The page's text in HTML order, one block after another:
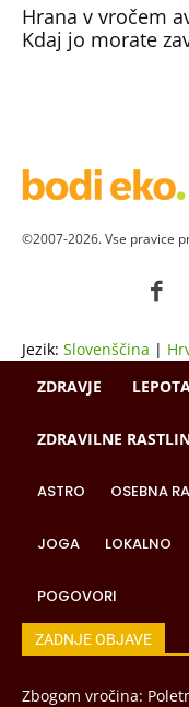
Hrana v vročem
Kdaj jo morate
©2007-2026. Vse pravice
Jezik: Slovenščina |
ZDRAVJE
ZDRAVILNE
ASTRO OSEBNA
JOGA LOKALNO
POGOVORI
ZADNJE OBJAVE
Zbogom vročina: